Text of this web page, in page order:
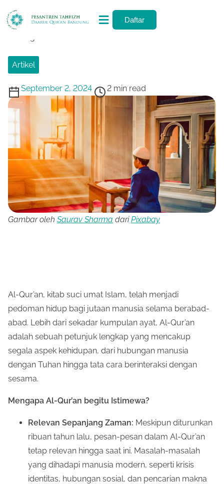
Daftar
Home /Artikel/ Al-Qur’an: Peta Jalan Hidup yang Tak
Artikel
September 2, 2024 2 min read
Gambar oleh Saurav Sharma dariPixabay
Al-Qur’an, kitab suci umat Islam, telah menjadi
pedoman hidup bagi jutaan manusia selama berabad-
abad. Lebih dari sekadar kumpulan ayat, Al-Qur’an
adalah sebuah petunjuk lengkap yang mencakup
segala aspek kehidupan, dari hubungan manusia
dengan Tuhan hingga tata cara berinteraksi dengan
sesama.
Mengapa Al-Qur’an begitu Istimewa?
Relevan Sepanjang Zaman: Meskipun diturunkan
ribuan tahun lalu, pesan-pesan dalam Al-Qur’an
tetap relevan hingga saat ini. Masalah-masalah
yang dihadapi manusia modern, seperti krisis
identitas, hubungan sosial, dan pencarian makna